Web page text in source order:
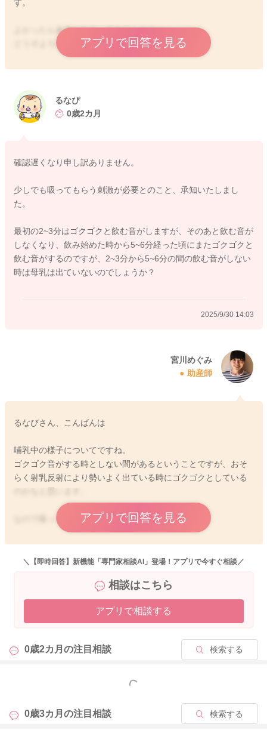
す。
よかったら参考になさってみてください。
どうぞよろしくお願いします。アプリで回答を見る
るなぴ
0歳2カ月
確認遅くなり申し訳ありません。
少しでも吸ってもらう刺激が必要とのこと、承知いたしまし
た。
最初の2~3分はゴクゴクと飲む音がしますが、そのあと飲む音が
しなくなり、飲み始めた時から5~6分経った頃にまたゴクゴクと
飲む音がするのですが、2~3分から5~6分の間の飲む音がしない
時は母乳は出ていないのでしょうか？
2025/9/30 14:03
宮川めぐみ
助産師
るなびさん、こんばんは
哺乳中の様子についてですね。
ゴクゴク音がする時としない間があるということですが、おそ
らく射乳反射により勢いよく出ている時にゴクゴクとしている
なので吸っている間は、出続けていますよ。
どうぞよろしくお願いします。
ような連絡を受けておりますので、お手間をおかけして申し訳
ありませんが、下記をお読みいただき、ご理解いただけますと
【新しい内容のご相談に関して】
こんにちは、ベビーカレンダー事務局です。
大変恐縮ではございますが、新しい内容のご相談に関しまして
は、相談検索の精度向上の為、「回答に対する返信」ではな
アプリで回答を見る
＼【即時回答】新機能「専門家相談AI」登場！アプリで今すぐ相談／
相談はこちら
アプリで相談する
0歳2カ月の注目相談 検索する
もっと見る
0歳3カ月の注目相談 検索する